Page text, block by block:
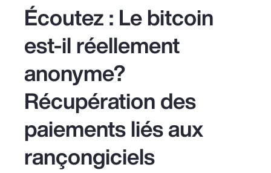
Écoutez : Le bitcoin
est-il réellement
anonyme?
Récupération des
paiements liés aux
rançongiciels